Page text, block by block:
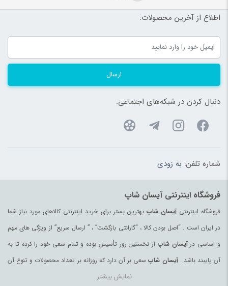
اطلاع از آخرین محصولات:
ارسال
دنبال کردن در شبکه‌های اجتماعی:
شماره تلفن: به زودی
فروشگاه اینترنتی آیسان شاپ
فروشگاه اینترنتیآیسان شاپبهترین بستر برای خرید اینترنتی کالاهای مورد نیاز شما
در ایران است . “اصل بودن کالا ، “گارانتی بازگشت” ، ” ارسال سریع” از ویژگی های مهم
و اساسی درآیسان شاپ از نخستین روز تأسیس بوده و تمام سعی خود را کرده تا به
آن پایبند باشد .آیسان شاپ سعی بر آن دارد که روزانه بر تعداد محصولات و تنوع آن
بیفزاید تا بتواند نیاز همه ی افراد با هر نوع سلیقه را در خرید محصولات اینترنتی مرتفع
نمایش بیشتر